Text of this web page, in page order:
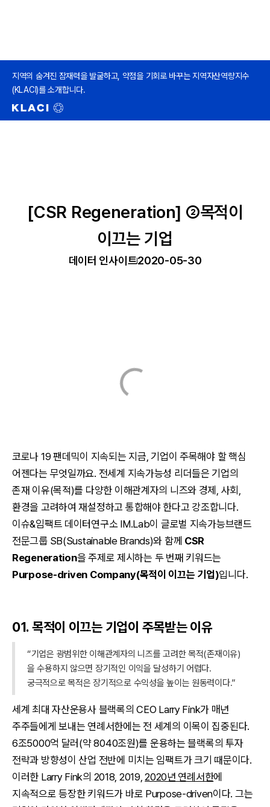
지역의 숨겨진 잠재력을 발굴하고, 약점을 기회로 바꾸는 지역자산역량지수
(KLACI)를 소개합니다.
[CSR Regeneration] ②목적이
이끄는 기업
데이터 인사이트2020-05-30
코로나 19 팬데믹이 지속되는 지금, 기업이 주목해야 할 핵심
어젠다는 무엇일까요. 전세계 지속가능성 리더들은 기업의
존재 이유(목적)를 다양한 이해관계자의 니즈와 경제, 사회,
환경을 고려하여 재설정하고 통합해야 한다고 강조합니다.
이슈&임팩트 데이터연구소 IM.Lab이 글로벌 지속가능브랜드
전문그룹 SB(Sustainable Brands)와 함께 CSR
Regeneration을 주제로 제시하는 두 번째 키워드는
Purpose-driven Company(목적이 이끄는 기업)입니다.
01. 목적이 이끄는 기업이 주목받는 이유
“기업은 광범위한 이해관계자의 니즈를 고려한 목적(존재이유)
을 수용하지 않으면 장기적인 이익을 달성하기 어렵다.
궁극적으로 목적은 장기적으로 수익성을 높이는 원동력이다.”
세계 최대 자산운용사 블랙록의 CEO Larry Fink가 매년
주주들에게 보내는 연례서한에는 전 세계의 이목이 집중된다.
6조5000억 달러(약 8040조원)를 운용하는 블랙록의 투자
전략과 방향성이 산업 전반에 미치는 임팩트가 크기 때문이다.
이러한 Larry Fink의 2018, 2019,2020년 연례서한에
지속적으로 등장한 키워드가 바로 Purpose-driven이다. 그는